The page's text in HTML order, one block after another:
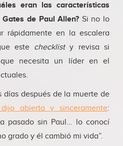
eran las características
de Paul Allen? Si no lo
rápidamente en la escalera
este checklisty revisa si
necesita un líder en el
días después de la muerte de
abierta y sinceramente:
pasado sin Paul… lo conocí
grado y él cambió mi vida”.